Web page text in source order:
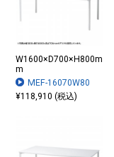
W1600×D700×H800m
m
MEF-16070W80
¥118,910 (税込)